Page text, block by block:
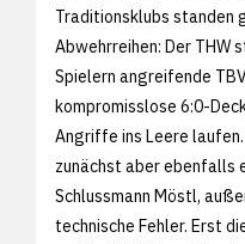
Traditionsklubs standen
Abwehrreihen: Der
Spielern angreifende
kompromisslose 6:0-
Angriffe ins Leere
zunächst aber ebenfalls
Schlussmann Möstl,
technische Fehler. Erst